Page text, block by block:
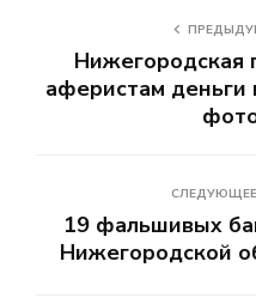
Нижегородская
аферистам деньги
19 фальшивых
Нижегородской